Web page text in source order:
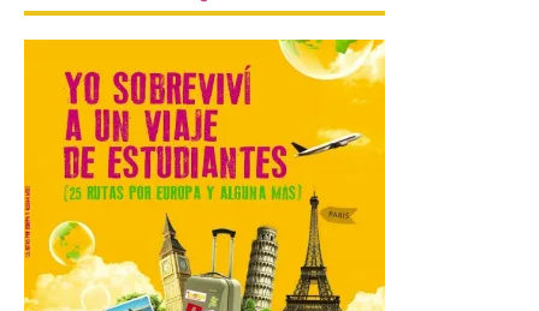
6 Ago 2026
La novena campaña
arqueológica centrará sus
trabajos en el estudio de la
organización urbana y la
vida cotidiana del poblado
y contará con la participación de
estudiantes del grado en Historia. La